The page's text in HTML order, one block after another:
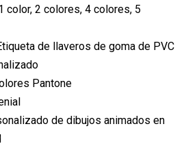
color, 2 colores, 4 colores, 5
de llaveros de goma de PVC
Pantone
de dibujos animados en